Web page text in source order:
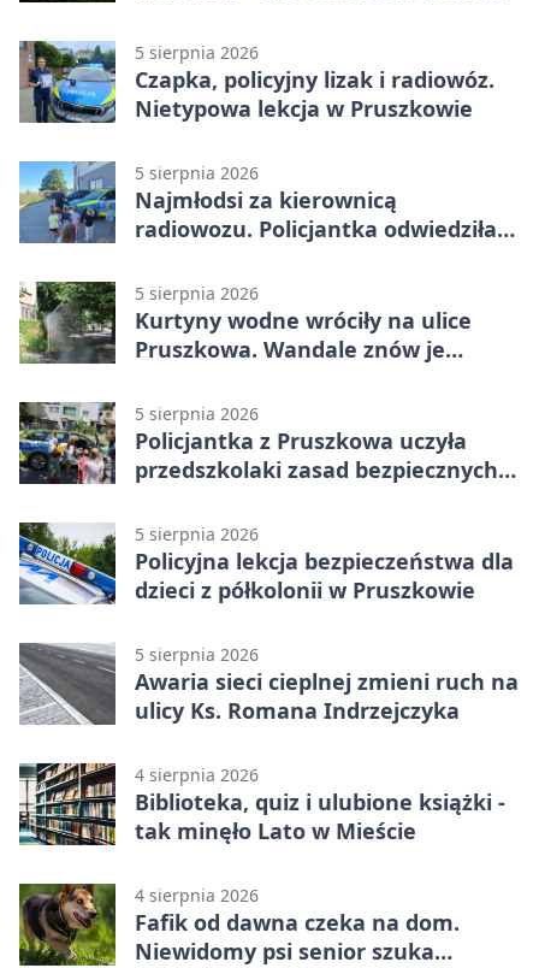
5 sierpnia 2026
Czapka, policyjny lizak i radiowóz.
Nietypowa lekcja w Pruszkowie
5 sierpnia 2026
Najmłodsi za kierownicą
radiowozu. Policjantka odwiedziła
5 sierpnia 2026
Kurtyny wodne wróciły na ulice
Pruszkowa. Wandale znów je
5 sierpnia 2026
Policjantka z Pruszkowa uczyła
przedszkolaki zasad bezpiecznych
5 sierpnia 2026
Policyjna lekcja bezpieczeństwa dla
dzieci z półkolonii w Pruszkowie
5 sierpnia 2026
Awaria sieci cieplnej zmieni ruch na
ulicy Ks. Romana Indrzejczyka
4 sierpnia 2026
Biblioteka, quiz i ulubione książki -
tak minęło Lato w Mieście
4 sierpnia 2026
Fafik od dawna czeka na dom.
Niewidomy psi senior szuka